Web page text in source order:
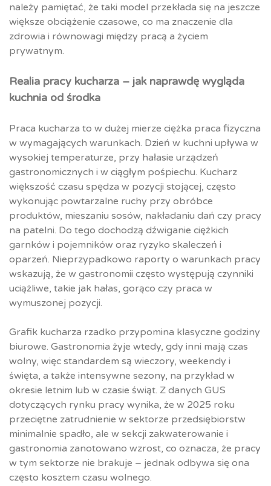
należy pamiętać, że taki model przekłada się na jeszcze
większe obciążenie czasowe, co ma znaczenie dla
zdrowia i równowagi między pracą a życiem
prywatnym.
Realia pracy kucharza – jak naprawdę wygląda
kuchnia od środka
Praca kucharza to w dużej mierze ciężka praca fizyczna
w wymagających warunkach. Dzień w kuchni upływa w
wysokiej temperaturze, przy hałasie urządzeń
gastronomicznych i w ciągłym pośpiechu. Kucharz
większość czasu spędza w pozycji stojącej, często
wykonując powtarzalne ruchy przy obróbce
produktów, mieszaniu sosów, nakładaniu dań czy pracy
na patelni. Do tego dochodzą dźwiganie ciężkich
garnków i pojemników oraz ryzyko skaleczeń i
oparzeń. Nieprzypadkowo raporty o warunkach pracy
wskazują, że w gastronomii często występują czynniki
uciążliwe, takie jak hałas, gorąco czy praca w
wymuszonej pozycji.​
Grafik kucharza rzadko przypomina klasyczne godziny
biurowe. Gastronomia żyje wtedy, gdy inni mają czas
wolny, więc standardem są wieczory, weekendy i
święta, a także intensywne sezony, na przykład w
okresie letnim lub w czasie świąt. Z danych GUS
dotyczących rynku pracy wynika, że w 2025 roku
przeciętne zatrudnienie w sektorze przedsiębiorstw
minimalnie spadło, ale w sekcji zakwaterowanie i
gastronomia zanotowano wzrost, co oznacza, że pracy
w tym sektorze nie brakuje – jednak odbywa się ona
często kosztem czasu wolnego.